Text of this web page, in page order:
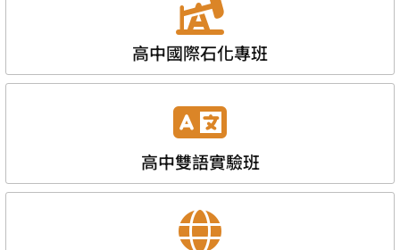
高中國際石化專班
高中雙語實驗班